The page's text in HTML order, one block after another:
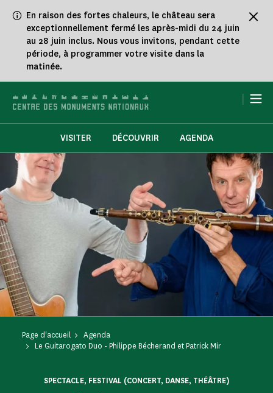
En raison des fortes chaleurs, le château sera
exceptionnellement fermé les après-midi du 24 juin
au 28 juin inclus. Nous vous invitons, pendant cette
période, à programmer votre visite dans la
matinée.
|
VISITER DÉCOUVRIR AGENDA
Page d'accueil
Agenda
Le Guitarogato Duo - Philippe Bécherand et Patrick Mir
SPECTACLE, FESTIVAL (CONCERT, DANSE, THÉÂTRE)